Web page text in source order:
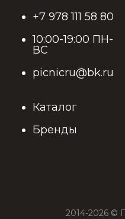
+7 978 111 58 80
10:00-19:00 ПН-
ВС
picnicru@bk.ru
Каталог
Бренды
2014-2026 ©